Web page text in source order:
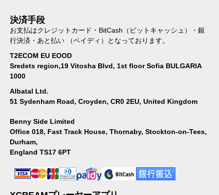
決済手段
お支払はクレジットカード・BitCash（ビットキャッシュ）・銀
行決済・あと払い （ペイディ）となっております。
T2ECOM EU EOOD
Sredets region,19 Vitosha Blvd, 1st floor Sofia BULGARIA
1000
Albatal Ltd.
51 Sydenham Road, Croyden, CR0 2EU, United Kingdom
Benny Side Limited
Office 018, Fast Track House, Thornaby, Stockton-on-Tees,
Durham,
England TS17 6PT